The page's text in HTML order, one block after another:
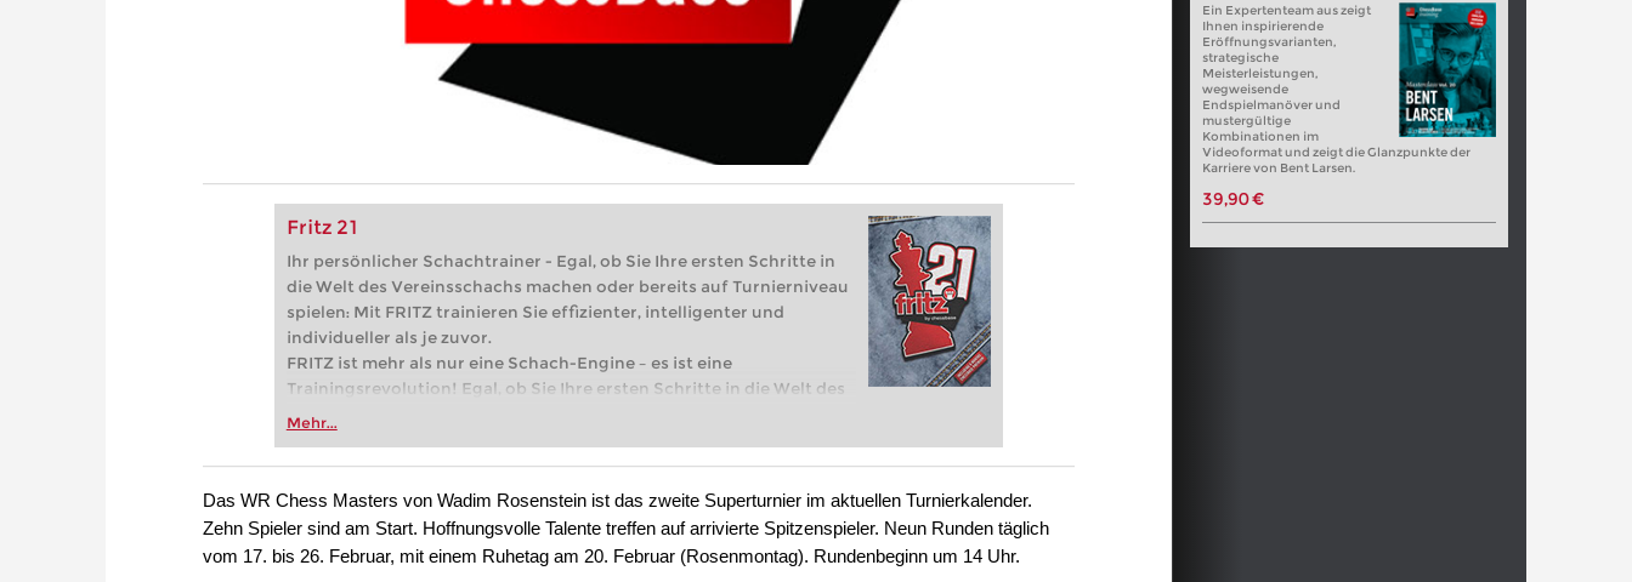
Fritz 21
Ihr persönlicher Schachtrainer - Egal, ob Sie Ihre ersten Schritte in
die Welt des Vereinsschachs machen oder bereits auf Turnierniveau
spielen: Mit FRITZ trainieren Sie effizienter, intelligenter und
individueller als je zuvor.
FRITZ ist mehr als nur eine Schach-Engine – es ist eine
Trainingsrevolution! Egal, ob Sie Ihre ersten Schritte in die Welt des
Vereinsschachs machen oder bereits auf Turnierniveau spielen: Mit
zuvor.
Mehr...
Ein Expertenteam aus zeigt
Ihnen inspirierende
Eröffnungsvarianten,
strategische
Meisterleistungen,
wegweisende
Endspielmanöver und
mustergültige
Kombinationen im
Videoformat und zeigt die Glanzpunkte der
Karriere von Bent Larsen.
39,90 €
Das WR Chess Masters von Wadim Rosenstein ist das zweite Superturnier im aktuellen Turnierkalender.
Zehn Spieler sind am Start. Hoffnungsvolle Talente treffen auf arrivierte Spitzenspieler. Neun Runden täglich
vom 17. bis 26. Februar, mit einem Ruhetag am 20. Februar (Rosenmontag). Rundenbeginn um 14 Uhr.